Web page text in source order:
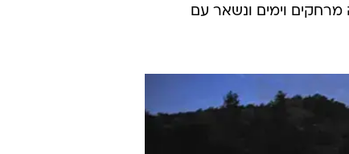
וימים ונשאר עם